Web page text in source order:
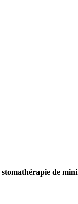
stomathérapie de